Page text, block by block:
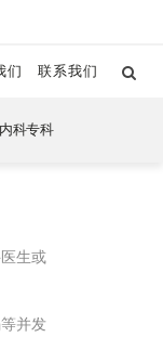
们 联系我们
内科专科
生或
并发